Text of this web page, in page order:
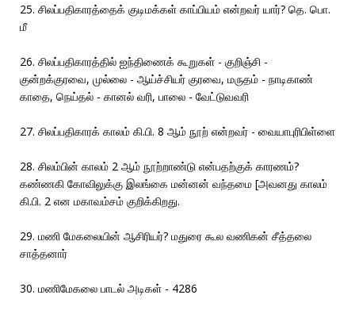
25. சிலப்பதிகாரத்தைக் குடிமக்கள் காப்பியம் என்றவர் யார்? தெ. பொ.
மீ
26. சிலப்பதிகாரத்தில் ஐந்திணைக் கூறுகள் - குறிஞ்சி -
குன்றக்குரவை, முல்லை - ஆய்ச்சியர் குரவை, மருதம் - நாடிகாண்
காதை, நெய்தல் - கானல் வரி, பாலை - வேட்டுவவரி
27. சிலப்பதிகாரக் காலம் கி.பி. 8 ஆம் நூற் என்றவர் - வையாபுரிபிள்ளை
28. சிலம்பின் காலம் 2 ஆம் நூற்றாண்டு என்பதற்குக் காரணம்?
கண்ணகி கோவிலுக்கு இலங்கை மன்னன் வந்தமை [அவனது காலம்
கி.பி. 2 என மகாவம்சம் குறிக்கிறது.
29. மணி மேகலையின் ஆசிரியர்? மதுரை கூல வணிகன் சீத்தலை
சாத்தனார்
30. மணிமேகலை பாடல் அடிகள் - 4286